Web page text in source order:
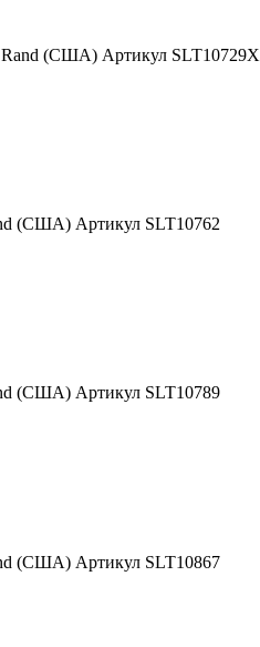
Rand (США) Артикул SLT10729X
(США) Артикул SLT10762
(США) Артикул SLT10789
(США) Артикул SLT10867